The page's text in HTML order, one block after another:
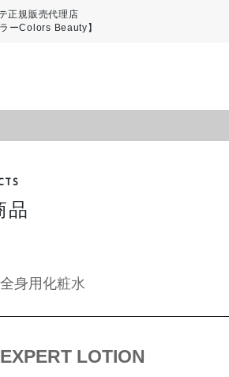
正規販売代理店
ーColors Beauty】
品
全身用化粧水
EXPERT LOTION